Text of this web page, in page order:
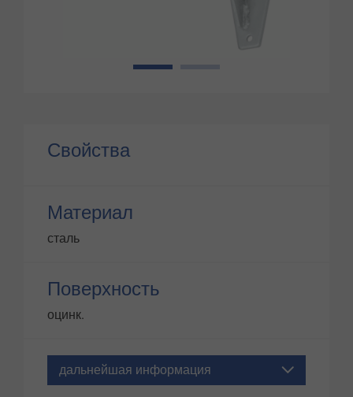
1
Свойства
Материал
сталь
Поверхность
оцинк.
дальнейшая информация